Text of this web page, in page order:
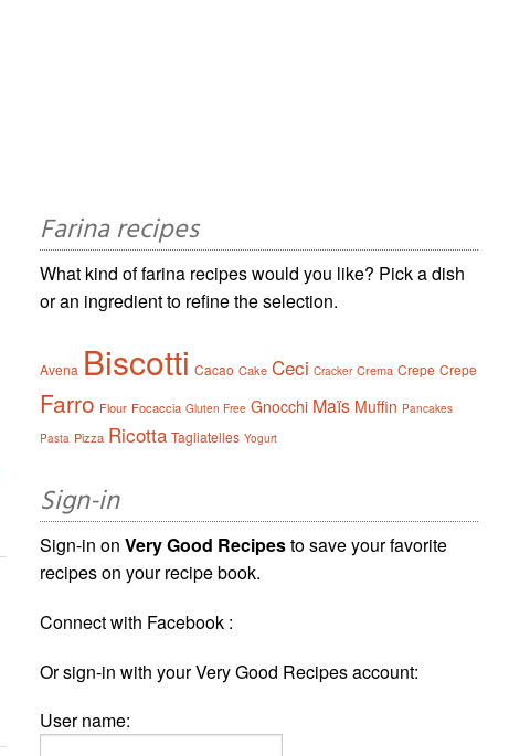
Farina recipes
What kind of farina recipes would you like? Pick a dish
or an ingredient to refine the selection.
Avena Biscotti Cacao Cake Ceci Cracker Crema Crepe Crepe
Farro Flour Focaccia Gluten Free Gnocchi Maïs Muffin Pancakes
Pasta Pizza Ricotta Tagliatelles Yogurt
Sign-in
Sign-in onVery Good Recipesto save your favorite
recipes on your recipe book.
Connect with Facebook :
Or sign-in with your Very Good Recipes account:
User name: